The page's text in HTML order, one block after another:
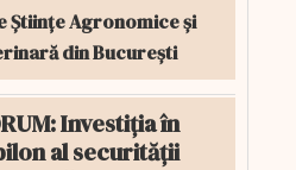
Științe Agronomice și
din București
Investiția în
al securității